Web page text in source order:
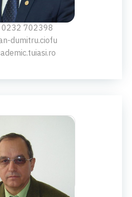
Dumitru Ciofu
0232 702398
dumitru.ciofu